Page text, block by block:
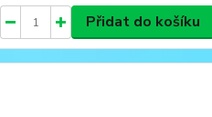
Přidat do košíku